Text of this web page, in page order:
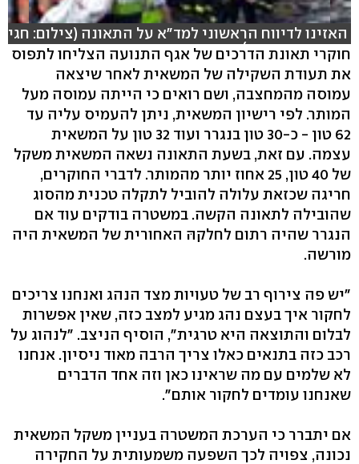
האזינו לדיווח הראשוני למד"א על התאונה (צילום: חגי
אהרון, עידו בקר)
חוקרי תאונת הדרכים של אגף התנועה הצליחו לתפוס
את תעודת השקילה של המשאית לאחר שיצאה
עמוסה מהמחצבה, ושם רואים כי הייתה עמוסה מעל
המותר. לפי רישיון המשאית, ניתן להעמיס עליה עד
62 טון - כ-30 טון בנגרר ועוד 32 טון על המשאית
עצמה. עם זאת, בשעת התאונה נשאה המשאית משקל
של 40 טון, 25 אחוז יותר מהמותר. לדברי החוקרים,
חריגה שכזאת עלולה להוביל לתקלה טכנית מהסוג
שהובילה לתאונה הקשה. במשטרה בודקים עוד אם
הנגרר שהיה רתום לחלקהּ האחורית של המשאית היה
מורשה.
"יש פה צירוף רב של טעויות מצד הנהג ואנחנו צריכים
לחקור איך בעצם נהג מגיע למצב כזה, שאין אפשרות
לבלום והתוצאה היא טרגית", הוסיף הניצב. "לנהוג על
רכב כזה בתנאים כאלו צריך הרבה מאוד ניסיון. אנחנו
לא שלמים עם מה שראינו כאן וזה אחד הדברים
שאנחנו עומדים לחקור אותם".
אם יתברר כי הערכת המשטרה בעניין משקל המשאית
נכונה, צפויה לכך השפעה משמעותית על החקירה